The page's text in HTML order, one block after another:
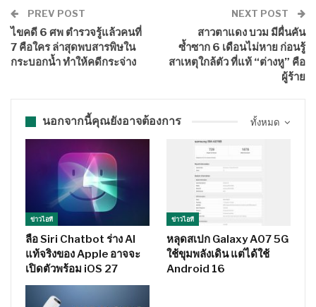
PREV POST
ไขคดี 6 ศพ ตำรวจรู้แล้วคนที่
7 คือใคร ล่าสุดพบสารพิษใน
กระบอกน้ำ ทำให้คดีกระจ่าง
NEXT POST
สาวตาแดง บวม มีผื่นคัน
ซ้ำซาก 6 เดือนไม่หาย ก่อนรู้
สาเหตุใกล้ตัว ที่แท้ “ต่างหู” คือ
ผู้ร้าย
ทั้งหมด
นอกจากนี้คุณยังอาจต้องการ
ข่าวไอที
ลือ Siri Chatbot ร่าง AI
แท้จริงของ Apple อาจจะ
เปิดตัวพร้อม iOS 27
ข่าวไอที
หลุดสเปก Galaxy A07 5G
ใช้ขุมพลังเดิน แต่ได้ใช้
Android 16